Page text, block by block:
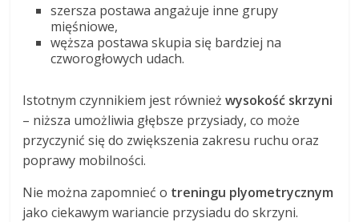
szersza postawa angażuje inne grupy
mięśniowe,
węższa postawa skupia się bardziej na
czworogłowych udach.
Istotnym czynnikiem jest równieżwysokość skrzyni
– niższa umożliwia głębsze przysiady, co może
przyczynić się do zwiększenia zakresu ruchu oraz
poprawy mobilności.
Nie można zapomnieć o treningu plyometrycznym
jako ciekawym wariancie przysiadu do skrzyni.